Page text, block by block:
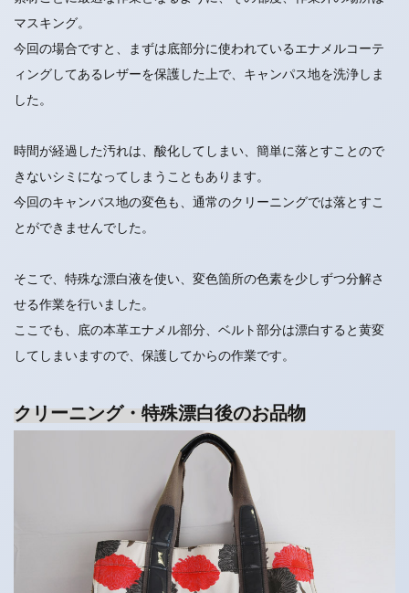
マスキング。
今回の場合ですと、まずは底部分に使われているエナメルコーテ
ィングしてあるレザーを保護した上で、キャンパス地を洗浄しま
した。
時間が経過した汚れは、酸化してしまい、簡単に落とすことので
きないシミになってしまうこともあります。
今回のキャンバス地の変色も、通常のクリーニングでは落とすこ
とができませんでした。
そこで、特殊な漂白液を使い、変色箇所の色素を少しずつ分解さ
せる作業を行いました。
ここでも、底の本革エナメル部分、ベルト部分は漂白すると黄変
してしまいますので、保護してからの作業です。
クリーニング・特殊漂白後のお品物